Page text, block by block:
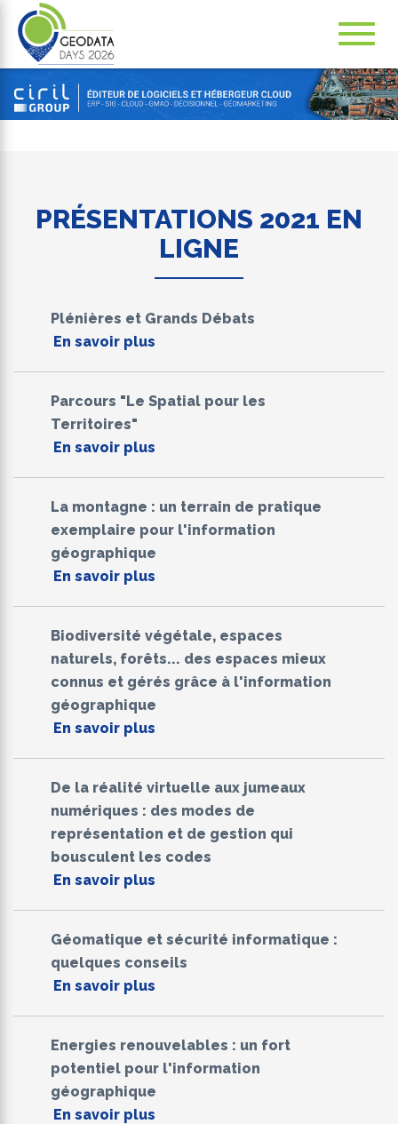
PRÉSENTATIONS 2021 EN
LIGNE
Plénières et Grands Débats
En savoir plus
Parcours "Le Spatial pour les
Territoires"
En savoir plus
La montagne : un terrain de pratique
exemplaire pour l'information
géographique
En savoir plus
Biodiversité végétale, espaces
naturels, forêts... des espaces mieux
connus et gérés grâce à l'information
géographique
En savoir plus
De la réalité virtuelle aux jumeaux
numériques : des modes de
représentation et de gestion qui
bousculent les codes
En savoir plus
Géomatique et sécurité informatique :
quelques conseils
En savoir plus
Energies renouvelables : un fort
potentiel pour l'information
géographique
En savoir plus